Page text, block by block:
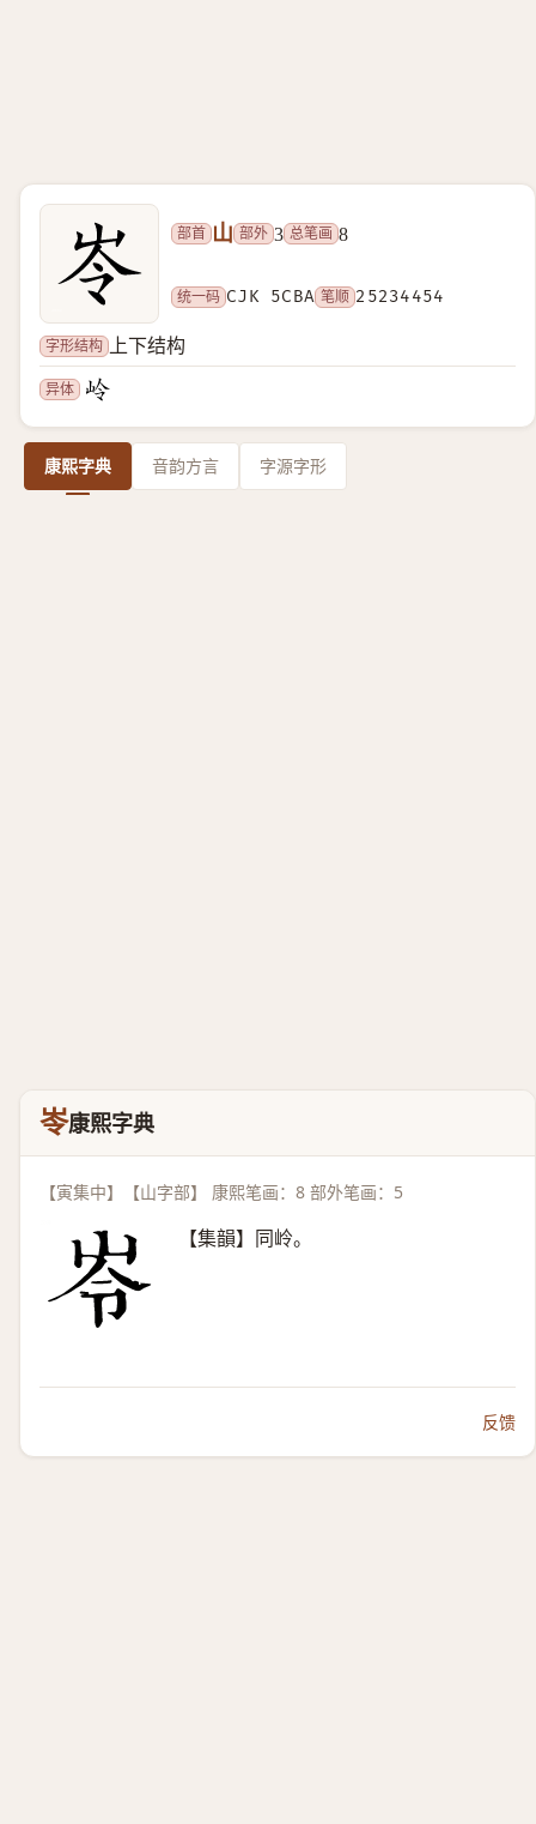
部首 山 部外 3 总笔画 8
统一码 CJK 5CBA 笔顺 25234454
字形结构 上下结构
异体
康熙字典 音韵方言 字源字形
岺康熙字典
【寅集中】【山字部】 康熙笔画：8 部外笔画：5
【集韻】同岭。
反馈